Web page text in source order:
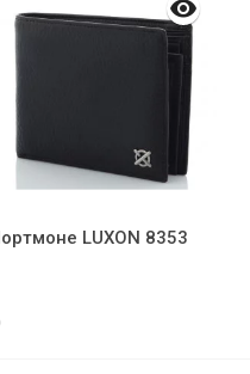
LUXON 8353